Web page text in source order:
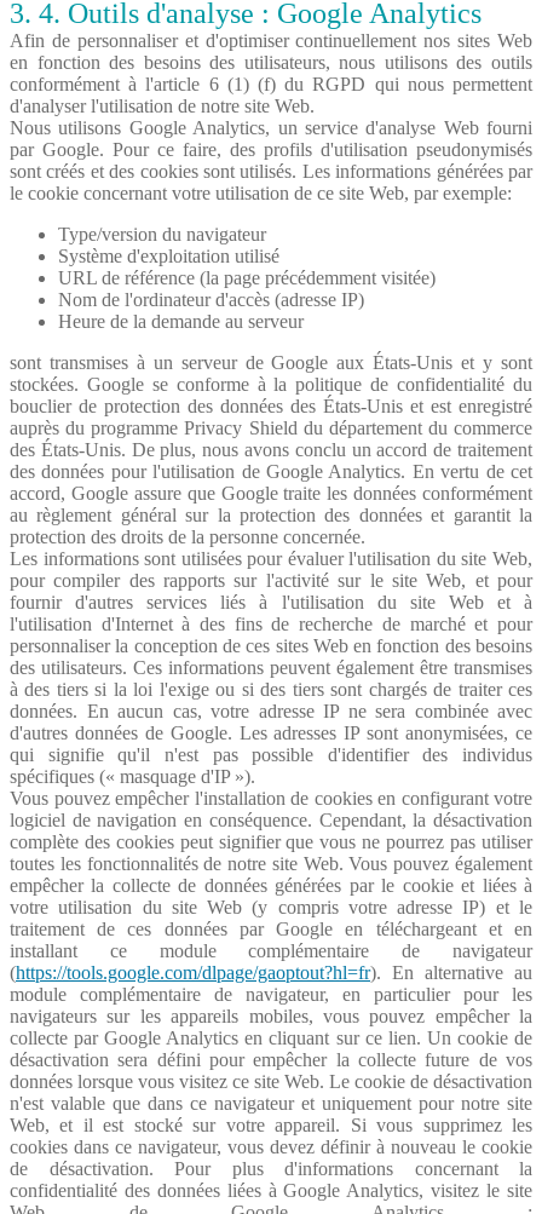
3. 4. Outils d'analyse : Google Analytics
Afin de personnaliser et d'optimiser continuellement nos sites Web
en fonction des besoins des utilisateurs, nous utilisons des outils
conformément à l'article 6 (1) (f) du RGPD qui nous permettent
d'analyser l'utilisation de notre site Web.
Nous utilisons Google Analytics, un service d'analyse Web fourni
par Google. Pour ce faire, des profils d'utilisation pseudonymisés
sont créés et des cookies sont utilisés. Les informations générées par
le cookie concernant votre utilisation de ce site Web, par exemple:
Type/version du navigateur
Système d'exploitation utilisé
URL de référence (la page précédemment visitée)
Nom de l'ordinateur d'accès (adresse IP)
Heure de la demande au serveur
sont transmises à un serveur de Google aux États-Unis et y sont
stockées. Google se conforme à la politique de confidentialité du
bouclier de protection des données des États-Unis et est enregistré
auprès du programme Privacy Shield du département du commerce
des États-Unis. De plus, nous avons conclu un accord de traitement
des données pour l'utilisation de Google Analytics. En vertu de cet
accord, Google assure que Google traite les données conformément
au règlement général sur la protection des données et garantit la
protection des droits de la personne concernée.
Les informations sont utilisées pour évaluer l'utilisation du site Web,
pour compiler des rapports sur l'activité sur le site Web, et pour
fournir d'autres services liés à l'utilisation du site Web et à
l'utilisation d'Internet à des fins de recherche de marché et pour
personnaliser la conception de ces sites Web en fonction des besoins
des utilisateurs. Ces informations peuvent également être transmises
à des tiers si la loi l'exige ou si des tiers sont chargés de traiter ces
données. En aucun cas, votre adresse IP ne sera combinée avec
d'autres données de Google. Les adresses IP sont anonymisées, ce
qui signifie qu'il n'est pas possible d'identifier des individus
spécifiques (« masquage d'IP »).
Vous pouvez empêcher l'installation de cookies en configurant votre
logiciel de navigation en conséquence. Cependant, la désactivation
complète des cookies peut signifier que vous ne pourrez pas utiliser
toutes les fonctionnalités de notre site Web. Vous pouvez également
empêcher la collecte de données générées par le cookie et liées à
votre utilisation du site Web (y compris votre adresse IP) et le
traitement de ces données par Google en téléchargeant et en
installant ce module complémentaire de navigateur
(https://tools.google.com/dlpage/gaoptout?hl=fr). En alternative au
module complémentaire de navigateur, en particulier pour les
navigateurs sur les appareils mobiles, vous pouvez empêcher la
collecte par Google Analytics en cliquant sur ce lien. Un cookie de
désactivation sera défini pour empêcher la collecte future de vos
données lorsque vous visitez ce site Web. Le cookie de désactivation
n'est valable que dans ce navigateur et uniquement pour notre site
Web, et il est stocké sur votre appareil. Si vous supprimez les
cookies dans ce navigateur, vous devez définir à nouveau le cookie
de désactivation. Pour plus d'informations concernant la
confidentialité des données liées à Google Analytics, visitez le site